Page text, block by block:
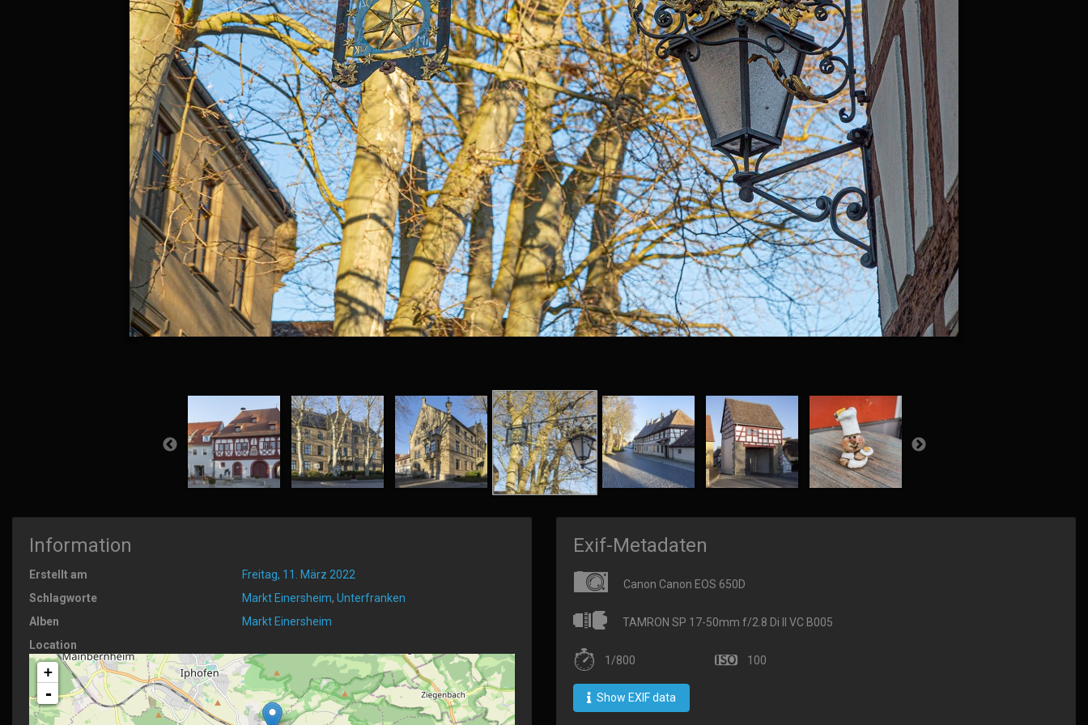
Information
Erstellt am
Freitag, 11. März 2022
Schlagworte
Markt Einersheim, Unterfranken
Alben
Markt Einersheim
Location
+
-
Exif-Metadaten
Canon Canon EOS 650D
TAMRON SP 17-50mm f/2.8 Di II VC B005
1/800 100
Show EXIF data